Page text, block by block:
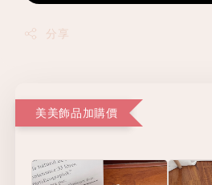
分享
美美飾品加購價